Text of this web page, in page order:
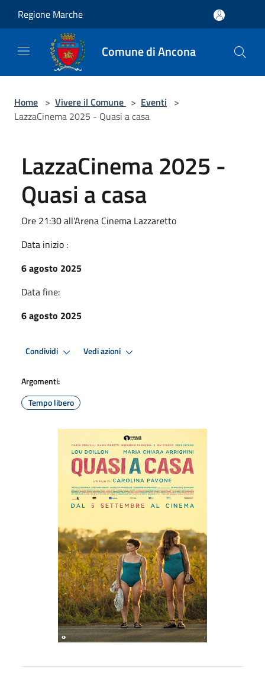
Regione Marche
Comune di Ancona
Home > Vivere il Comune > Eventi >
LazzaCinema 2025 - Quasi a casa
LazzaCinema 2025 -
Quasi a casa
Ore 21:30 all'Arena Cinema Lazzaretto
Data inizio :
6 agosto 2025
Data fine:
6 agosto 2025
Condividi Vedi azioni
Argomenti:
Tempo libero